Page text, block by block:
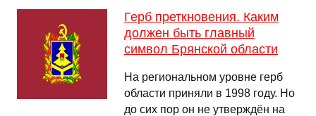
Герб преткновения. Каким
должен быть главный
символ Брянской области
На региональном уровне герб
области приняли в 1998 году. Но
до сих пор он не утверждён на